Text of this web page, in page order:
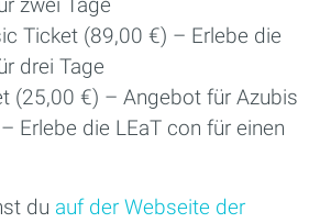
Ticket (89,00 €) – Erlebe die
drei Tage
(25,00 €) – Angebot für Azubis
Erlebe die LEaT con für einen
du auf der Webseite der